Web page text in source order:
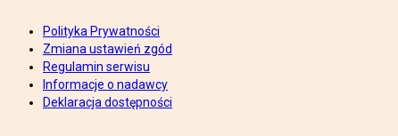
Polityka Prywatności
Zmiana ustawień zgód
Regulamin serwisu
Informacje o nadawcy
Deklaracja dostępności